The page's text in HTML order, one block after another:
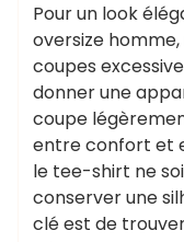
Pour un look
oversize
coupes
donner une
coupe
entre confort et
le tee-shirt ne
conserver une
clé est de